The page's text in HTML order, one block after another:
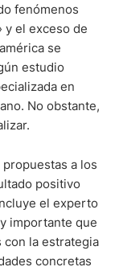
fenómenos
y el exceso de
se
estudio
en
No obstante,
a los
positivo
el experto
importante que
con la estrategia
concretas